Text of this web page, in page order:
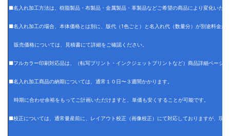
■名入れ加工方法は、樹脂製品・布製品・金属製品・革製品などご希望の商品により変化いたし
■名入れ加工の場合、本体価格とは別に、版代（1色ごと）と名入れ代（数量分）が別途料金が
販売価格については、見積書にて詳細をご確認ください。
■フルカラー印刷対応品は、（転写プリント・インクジェットプリントなど）商品詳細ページ
■名入れ加工商品の納期については、通常１０日〜３週間かかります。
時期に合わせ余裕をもってご計画いただけますと、単価も安くすることが可能です。
■校正については、通常量産前に、レイアウト校正（画像校正）にて対応しておりますが、現